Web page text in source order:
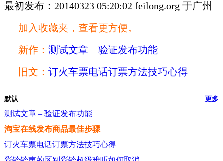
最初发布：20140323 05:20:02 feilong.org 于广州
加入收藏夹，查看更方便。
新作： 测试文章 – 验证发布功能
旧文： 订火车票电话订票方法技巧心得
默认 更多
测试文章 – 验证发布功能
淘宝在线发布商品最佳步骤
订火车票电话订票方法技巧心得